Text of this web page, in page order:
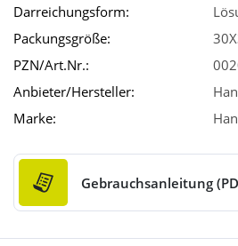
Darreichungsform:
Packungsgröße:
PZN/Art.Nr.:
Anbieter/Hersteller:
Marke:
Gebrauchsanleitung